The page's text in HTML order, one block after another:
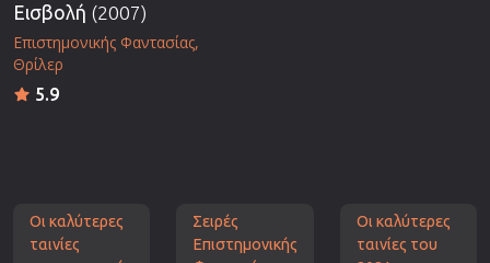
Εισβολή (2007)
Επιστημονικής Φαντασίας
Θρίλερ
5.9
Οι καλύτερες
ταινίες
Σειρές
Επιστημονικής
Οι καλύτερες
ταινίες του